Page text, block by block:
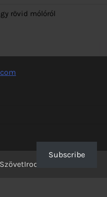
rövid mólóról
SzövetIrodalom
Subscribe